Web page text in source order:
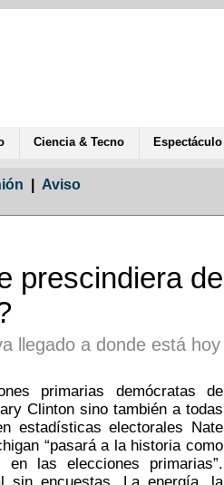
Ciencia & Tecno Espectáculo
Aviso
prescindiera de
llegado a donde está hoy
primarias demócratas de
Clinton sino también a todas
estadísticas electorales Nate
“pasará a la historia como
las elecciones primarias”.